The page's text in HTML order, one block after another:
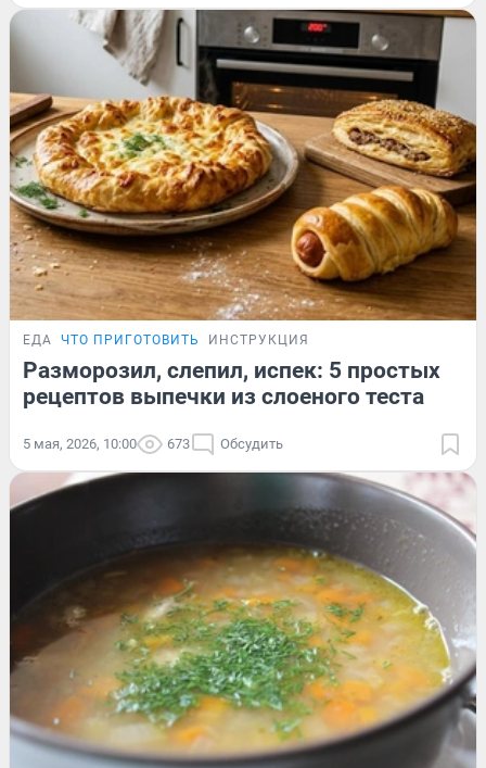
ЕДА ЧТО ПРИГОТОВИТЬ ИНСТРУКЦИЯ
Разморозил, слепил, испек: 5 простых
рецептов выпечки из слоеного теста
5 мая, 2026, 10:00 673 Обсудить